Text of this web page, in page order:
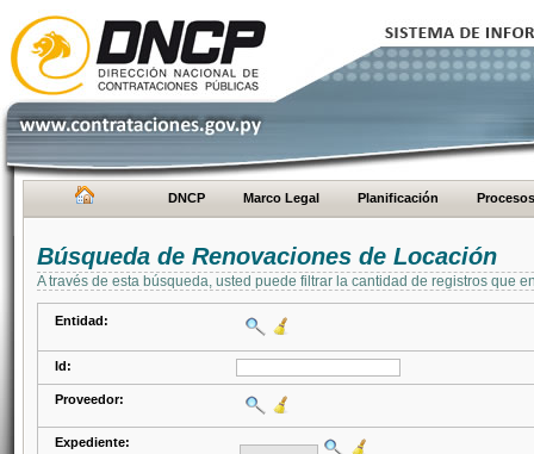
DNCP Marco Legal Planificación Procesos
Búsqueda de Renovaciones de Locación
A través de esta búsqueda, usted puede filtrar la cantidad de registros que
Entidad:
Id:
Proveedor:
Expediente: